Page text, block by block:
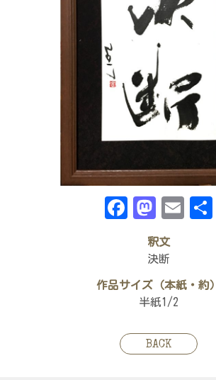
Facebook Mastodon Email
釈文
決断
作品サイズ（本紙・約）
半紙1/2
BACK